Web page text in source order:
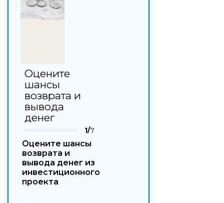
Оцените
шансы
возврата и
вывода
денег
1/7
Оцените шансы
возврата и
вывода денег из
инвестиционного
проекта